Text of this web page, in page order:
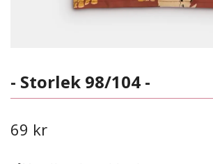
- Storlek 98/104 -
69 kr